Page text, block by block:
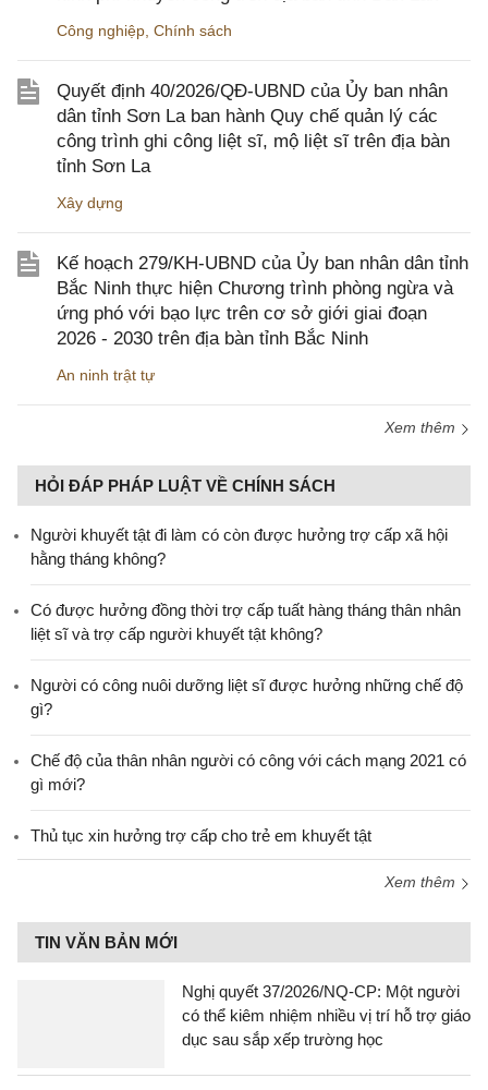
Công nghiệp, Chính sách
Quyết định 40/2026/QĐ-UBND của Ủy ban nhân
dân tỉnh Sơn La ban hành Quy chế quản lý các
công trình ghi công liệt sĩ, mộ liệt sĩ trên địa bàn
tỉnh Sơn La
Xây dựng
Kế hoạch 279/KH-UBND của Ủy ban nhân dân tỉnh
Bắc Ninh thực hiện Chương trình phòng ngừa và
ứng phó với bạo lực trên cơ sở giới giai đoạn
2026 - 2030 trên địa bàn tỉnh Bắc Ninh
An ninh trật tự
Xem thêm
HỎI ĐÁP PHÁP LUẬT VỀ CHÍNH SÁCH
Người khuyết tật đi làm có còn được hưởng trợ cấp xã hội
hằng tháng không?
​Có được hưởng đồng thời trợ cấp tuất hàng tháng thân nhân
liệt sĩ và trợ cấp người khuyết tật không?
Người có công nuôi dưỡng liệt sĩ được hưởng những chế độ
gì?
Chế độ của thân nhân người có công với cách mạng 2021 có
gì mới?
Thủ tục xin hưởng trợ cấp cho trẻ em khuyết tật
Xem thêm
TIN VĂN BẢN MỚI
Nghị quyết 37/2026/NQ-CP: Một người
có thể kiêm nhiệm nhiều vị trí hỗ trợ giáo
dục sau sắp xếp trường học